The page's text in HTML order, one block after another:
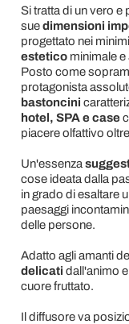
Si tratta di un vero e
suedimensioni
progettato nei
esteticominimale e
Posto come
protagonista
bastoncini
hotel, SPA e case
piacere olfattivo
Un'essenza
cose ideata dalla
in grado di esaltare
paesaggi
delle persone.
Adatto agli amanti
delicati dall'animo
cuore fruttato.
Il diffusore va